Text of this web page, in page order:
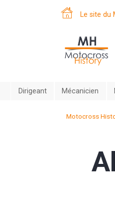
Le site du
Dirigeant Mécanicien
Motocross